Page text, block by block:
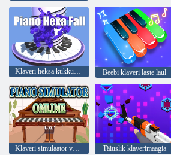
Klaveri heksa kukkumine Beebi klaveri laste laul
Klaveri simulaator võrgus Täiuslik klaverimaagia